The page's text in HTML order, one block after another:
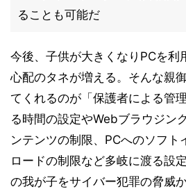
ることも可能だ
今後、子供が大きくなりPCを利
心配のタネが増える。そんな親
てくれるのが「保護者による管
る時間の設定やWebブラウジン
ンテンツの制限、PCへのソフト
ロードの制限など多岐に渡る設
の我が子をサイバー犯罪の脅威